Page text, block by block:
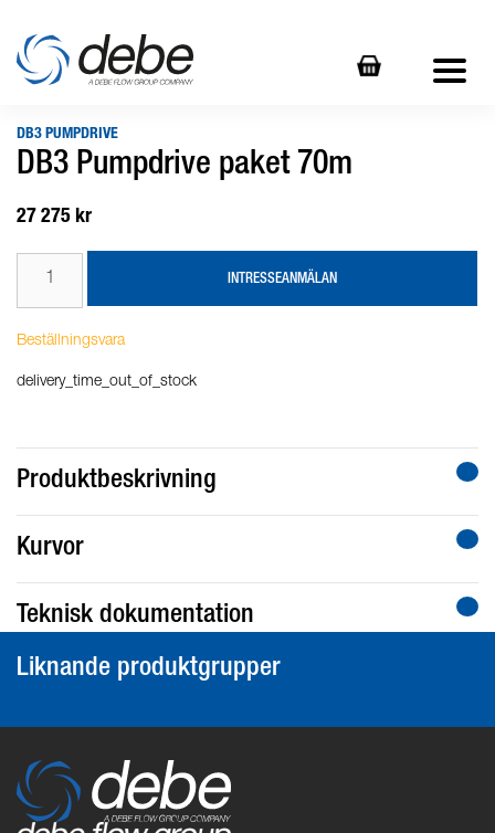
DB3 PUMPDRIVE
DB3 Pumpdrive paket 70m
27 275 kr
INTRESSEANMÄLAN
Beställningsvara
delivery_time_out_of_stock
Produktbeskrivning
Kurvor
Teknisk dokumentation
Liknande produktgrupper